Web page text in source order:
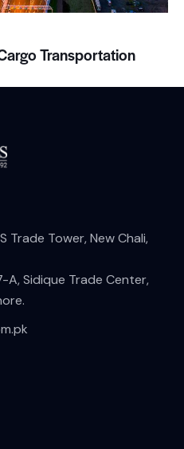
Transportation
Trade Tower, New Chali,
Sidique Trade Center,